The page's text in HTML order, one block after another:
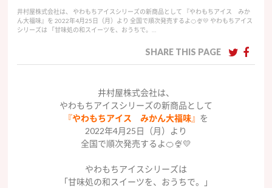
​​​井村屋株式会社は、 やわもちアイスシリーズの新商品として 『やわもちアイス みか
ん大福味』を 2022年4月25日（月）より 全国で順次発売するよ🍊🍨💛 やわもちアイス
シリーズは 「甘味処の和スイーツを、おうちで。…
SHARE THIS PAGE
​​井村屋株式会社は、
やわもちアイスシリーズの新商品として
『やわもちアイス みかん大福味』 を
2022年4月25日（月）より
全国で順次発売するよ🍊🍨💛
やわもちアイスシリーズは
「甘味処の和スイーツを、おうちで。」